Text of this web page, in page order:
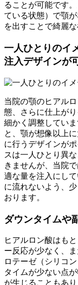
ることが可能です
ている状態）で顎
を出すことで綺麗
一人ひとりのイ
注入デザインが
当院の顎のヒアル
態、さらに仕上が
細かく調整してい
と、顎が想像以上
に行うデザインが
スは一人ひとり異
きませんが、当院
適な量を注入にし
に流れないよう、
おります。
ダウンタイムや
ヒアルロン酸はも
ー反応が少なく、
ロテーゼ（シリコ
タイムが少ない点
が生じることもあ